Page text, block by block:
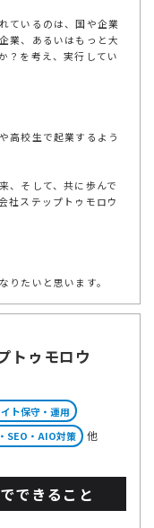
ているのは、国や企業
業、あるいはもっと大
？を考え、実行してい
高校生で起業するよう
、そして、共に歩んで
社ステップトゥモロウ
りたいと思います。
トゥモロウ
ト保守・運用
SEO・AIO対策 他
できること